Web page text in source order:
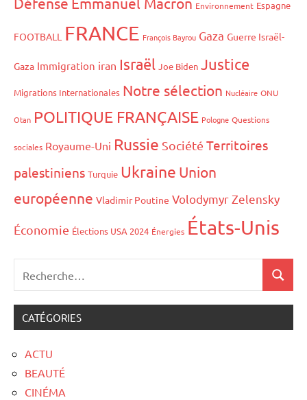
Environnement Espagne
FOOTBALL FRANCE François Bayrou Gaza Guerre Israël-
Gaza Immigration iran Israël Joe Biden Justice
Migrations Internationales Notre sélection Nucléaire ONU
Otan POLITIQUE FRANÇAISE Pologne Questions
sociales Royaume-Uni Russie Société Territoires
palestiniens Turquie Ukraine Union
européenne Vladimir Poutine Volodymyr Zelensky
Économie Élections USA 2024 Énergies États-Unis
CATÉGORIES
ACTU
BEAUTÉ
CINÉMA